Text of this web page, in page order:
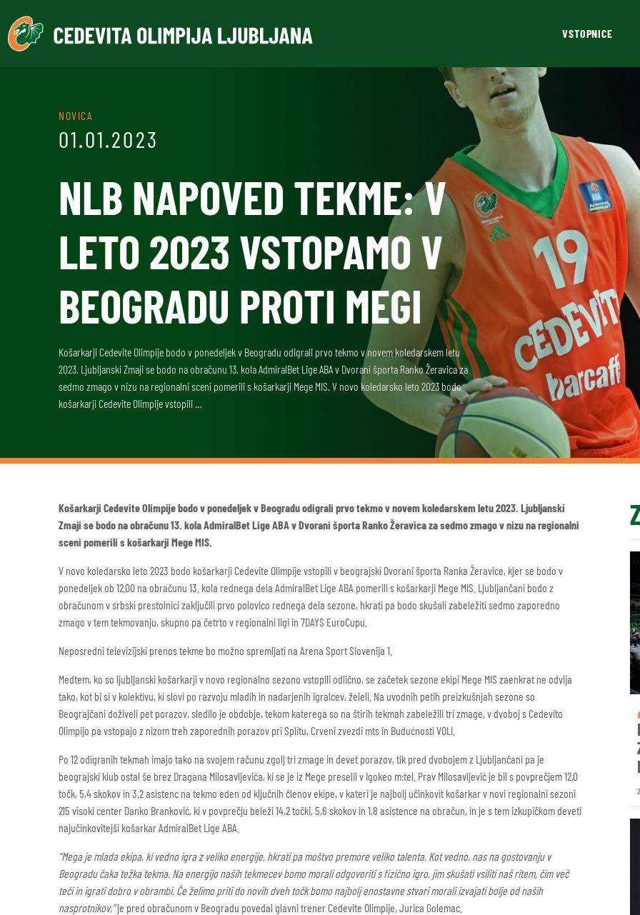
VSTOPNICE
NOVICA
01.01.2023
NLB NAPOVED TEKME: V
LETO 2023 VSTOPAMO V
BEOGRADU PROTI MEGI
Košarkarji Cedevite Olimpije bodo v ponedeljek v Beogradu odigrali prvo tekmo v novem koledarskem letu
2023. Ljubljanski Zmaji se bodo na obračunu 13. kola AdmiralBet Lige ABA v Dvorani športa Ranko Žeravica za
sedmo zmago v nizu na regionalni sceni pomerili s košarkarji Mege MIS. V novo koledarsko leto 2023 bodo
košarkarji Cedevite Olimpije vstopili …
Košarkarji Cedevite Olimpije bodo v ponedeljek v Beogradu odigrali prvo tekmo v novem koledarskem letu 2023. Ljubljanski
Zmaji se bodo na obračunu 13. kola AdmiralBet Lige ABA v Dvorani športa Ranko Žeravica za sedmo zmago v nizu na regionalni
sceni pomerili s košarkarji Mege MIS.
V novo koledarsko leto 2023 bodo košarkarji Cedevite Olimpije vstopili v beograjski Dvorani športa Ranka Žeravice, kjer se bodo v
ponedeljek ob 12.00 na obračunu 13. kola rednega dela AdmiralBet Lige ABA pomerili s košarkarji Mege MIS. Ljubljančani bodo z
obračunom v srbski prestolnici zaključili prvo polovico rednega dela sezone, hkrati pa bodo skušali zabeležiti sedmo zaporedno
zmago v tem tekmovanju, skupno pa četrto v regionalni ligi in 7DAYS EuroCupu.
Neposredni televizijski prenos tekme bo možno spremljati na Arena Sport Slovenija 1.
Medtem, ko so ljubljanski košarkarji v novo regionalno sezono vstopili odlično, se začetek sezone ekipi Mege MIS zaenkrat ne odvija
tako, kot bi si v kolektivu, ki slovi po razvoju mladih in nadarjenih igralcev, želeli. Na uvodnih petih preizkušnjah sezone so
Beograjčani doživeli pet porazov, sledilo je obdobje, tekom katerega so na štirih tekmah zabeležili tri zmage, v dvoboj s Cedevito
Olimpijo pa vstopajo z nizom treh zaporednih porazov pri Splitu, Crveni zvezdi mts in Budućnosti VOLI.
Po 12 odigranih tekmah imajo tako na svojem računu zgolj tri zmage in devet porazov, tik pred dvobojem z Ljubljančani pa je
beograjski klub ostal še brez Dragana Milosavljevića, ki se je iz Mege preselil v Igokeo m:tel. Prav Milosavljević je bil s povprečjem 12,0
točk, 5,4 skokov in 3,2 asistenc na tekmo eden od ključnih členov ekipe, v kateri je najbolj učinkovit košarkar v novi regionalni sezoni
215 visoki center Danko Branković, ki v povprečju beleži 14,2 točki, 5,6 skokov in 1,8 asistence na obračun, in je s tem izkupičkom deveti
najučinkovitejši košarkar AdmiralBet Lige ABA.
“Mega je mlada ekipa, ki vedno igra z veliko energije, hkrati pa moštvo premore veliko talenta. Kot vedno, nas na gostovanju v
Beogradu čaka težka tekma. Na energijo naših tekmecev bomo morali odgovoriti s fizično igro, jim skušati vsiliti naš ritem, čim več
teči in igrati dobro v obrambi. Če želimo priti do novih dveh točk bomo najbolj enostavne stvari morali izvajati bolje od naših
nasprotnikov,”je pred obračunom v Beogradu povedal glavni trener Cedevite Olimpije, Jurica Golemac.